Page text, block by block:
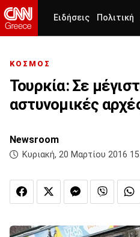
Ειδήσεις Πολιτική
ΚΟΣΜΟΣ
Toυρκία: Σε
αστυνομικές
Newsroom
Κυριακή, 20 Μαρτίου 2016